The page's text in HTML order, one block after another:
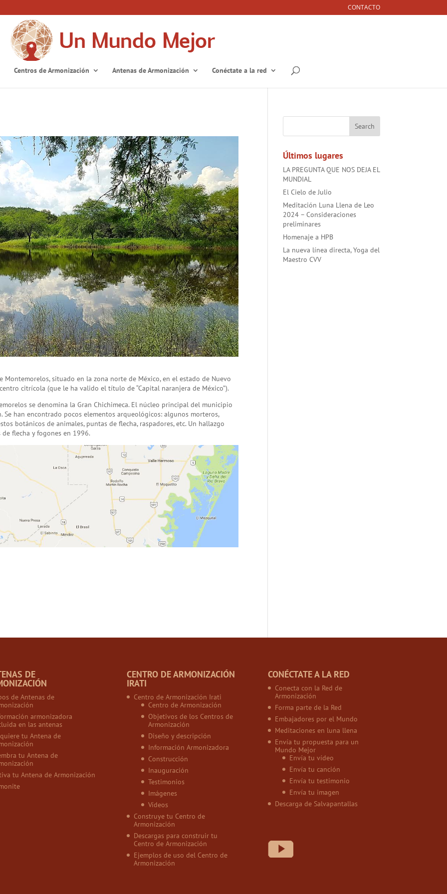
CONTACTO
Centros de Armonización Antenas de Armonización Conéctate a la red
situado en la zona norte de México, en el estado de Nuevo
citrícola (que le ha valido el título de “Capital naranjera de México”).
se denomina la Gran Chichimeca. El núcleo principal del municipio
han encontrado pocos elementos arqueológicos: algunos morteros,
botánicos de animales, puntas de flecha, raspadores, etc. Un hallazgo
flecha y fogones en 1996.
Últimos lugares
LA PREGUNTA QUE NOS DEJA EL
MUNDIAL
El Cielo de Julio
Meditación Luna Llena de Leo
2024 – Consideraciones
preliminares
Homenaje a HPB
La nueva línea directa, Yoga del
Maestro CVV
DE
de Antenas de
armonizadora
en las antenas
tu Antena de
tu Antena de
tu Antena de Armonización
CENTRO DE ARMONIZACIÓN
IRATI
Centro de Armonización Irati
Centro de Armonización
Objetivos de los Centros de
Armonización
Diseño y descripción
Información Armonizadora
Construcción
Inauguración
Testimonios
Imágenes
Vídeos
Construye tu Centro de
Armonización
Descargas para construir tu
Centro de Armonización
Ejemplos de uso del Centro de
Armonización
CONÉCTATE A LA RED
Conecta con la Red de
Armonización
Forma parte de la Red
Embajadores por el Mundo
Meditaciones en luna llena
Envía tu propuesta para un
Mundo Mejor
Envía tu vídeo
Envía tu canción
Envía tu testimonio
Envía tu imagen
Descarga de Salvapantallas